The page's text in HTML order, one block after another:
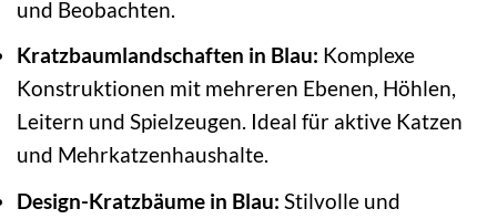
und Beobachten.
Kratzbaumlandschaften in Blau: Komplexe
Konstruktionen mit mehreren Ebenen, Höhlen,
Leitern und Spielzeugen. Ideal für aktive Katzen
und Mehrkatzenhaushalte.
Design-Kratzbäume in Blau: Stilvolle und